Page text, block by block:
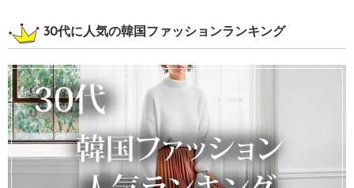
30代に人気の韓国ファッションランキング